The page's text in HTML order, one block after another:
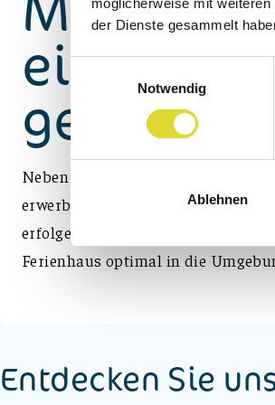
der Dienste gesammelt
Notwendig
Ablehnen
eigenes
gestalten?
Neben bestehenden Mobilheimen
erwerben und ein neues
erfolgen dabei in enger
Ferienhaus optimal in die
Entdecken Sie